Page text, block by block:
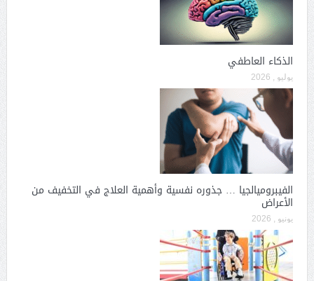
الذكاء العاطفي
يوليو , 2026
الفيبروميالجيا … جذوره نفسية وأهمية العلاج في التخفيف من
الأعراض
يونيو , 2026